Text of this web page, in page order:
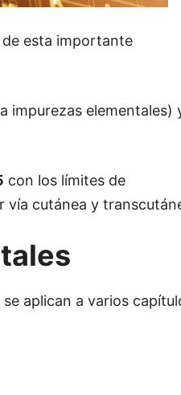
esta importante
impurezas elementales)
con los límites de
vía cutánea y
aplican a varios